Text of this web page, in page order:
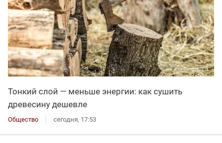
Тонкий слой — меньше энергии: как сушить
древесину дешевле
Общество сегодня, 17:53